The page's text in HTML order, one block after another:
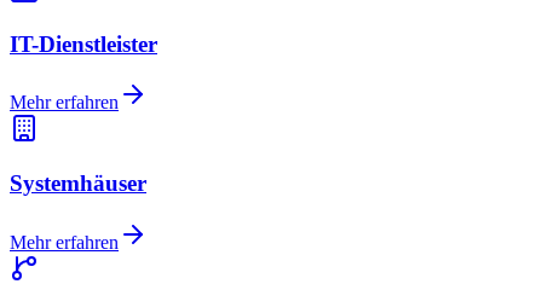
IT-Dienstleister
Mehr erfahren
Systemhäuser
Mehr erfahren